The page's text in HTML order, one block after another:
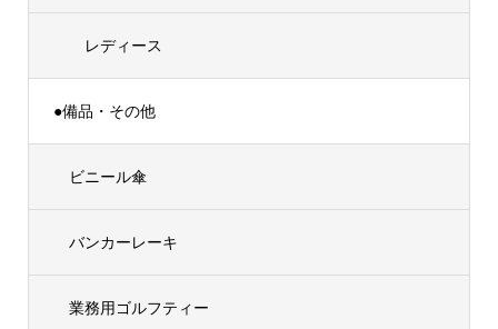
レディース
●備品・その他
ビニール傘
バンカーレーキ
業務用ゴルフティー